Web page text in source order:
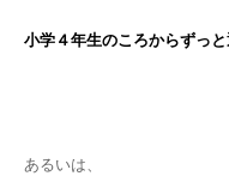
小学４年生のころからずっと
あるいは、